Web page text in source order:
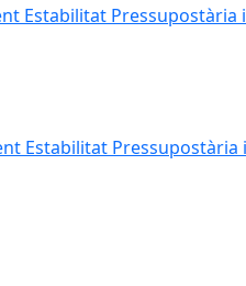
Estabilitat Pressupostària
Estabilitat Pressupostària